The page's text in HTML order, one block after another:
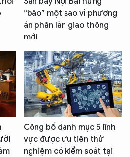
“bão” một sao vì phương
án phân làn giao thông
mới
Công bố danh mục 5 lĩnh
vực được ưu tiên thử
nghiệm có kiểm soát tại